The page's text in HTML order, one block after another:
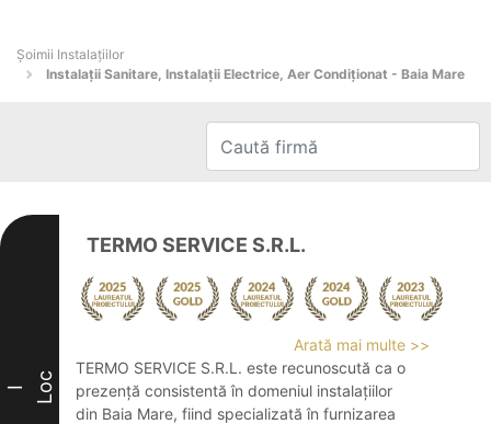
Şoimii Instalaţiilor
Instalații Sanitare, Instalații Electrice, Aer Condiționat - Baia Mare
I Loc
TERMO SERVICE S.R.L.
Arată mai multe >>
TERMO SERVICE S.R.L. este recunoscută ca o
prezență consistentă în domeniul instalațiilor
din Baia Mare, fiind specializată în furnizarea